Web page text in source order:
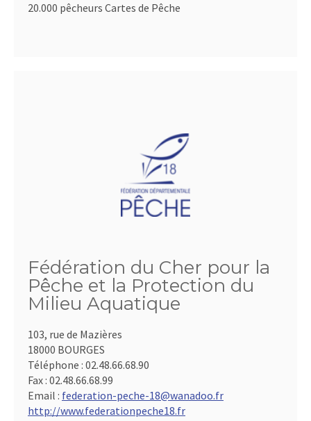
20.000 pêcheurs Cartes de Pêche
Fédération du Cher pour la
Pêche et la Protection du
Milieu Aquatique
103, rue de Mazières
18000 BOURGES
Téléphone : 02.48.66.68.90
Fax : 02.48.66.68.99
Email : federation-peche-18@wanadoo.fr
http://www.federationpeche18.fr